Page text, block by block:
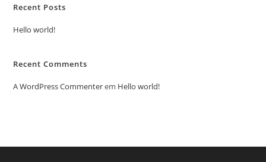
Recent Posts
Hello world!
Recent Comments
A WordPress Commenterem Hello world!